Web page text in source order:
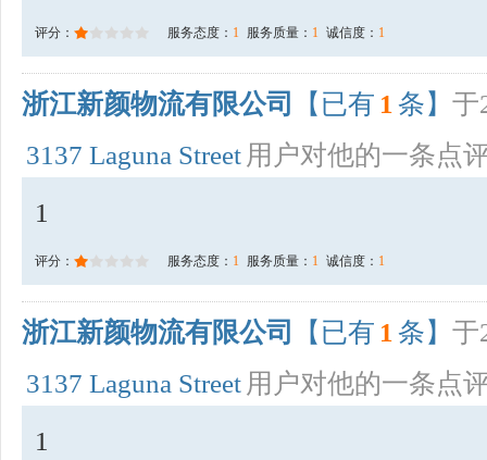
评分： 服务态度： 1 服务质量： 1 诚信度： 1
浙江新颜物流有限公司 【已有 1 条】 于
3137 Laguna Street 用户对他的一条点
1
评分： 服务态度： 1 服务质量： 1 诚信度： 1
浙江新颜物流有限公司 【已有 1 条】 于
3137 Laguna Street 用户对他的一条点
1